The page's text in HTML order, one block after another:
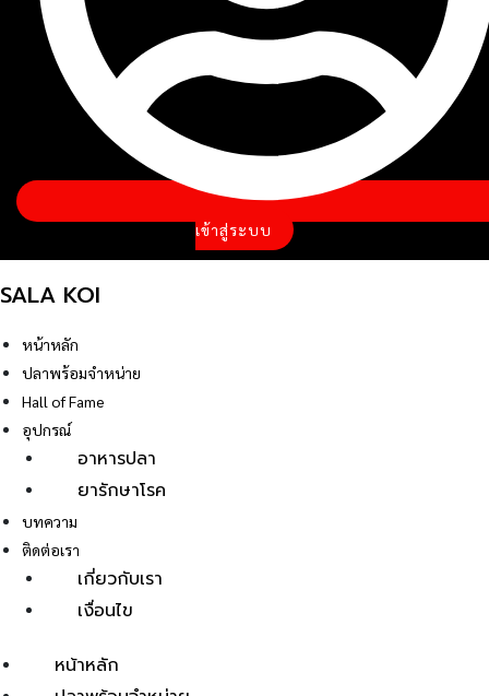
เข้าสู่ระบบ
SALA KOI
หน้าหลัก
ปลาพร้อมจำหน่าย
Hall of Fame
อุปกรณ์
อาหารปลา
ยารักษาโรค
บทความ
ติดต่อเรา
เกี่ยวกับเรา
เงื่อนไข
หน้าหลัก